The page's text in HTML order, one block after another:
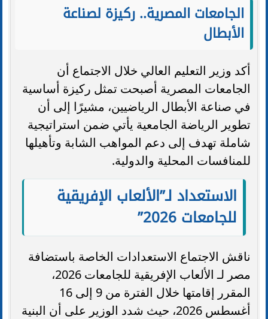
الجامعات المصرية.. ركيزة لصناعة
الأبطال
أكد وزير التعليم العالي خلال الاجتماع أن
الجامعات المصرية أصبحت تمثل ركيزة أساسية
في صناعة الأبطال الرياضيين، مشيرًا إلى أن
تطوير الرياضة الجامعية يأتي ضمن استراتيجية
شاملة تهدف إلى دعم المواهب الشابة وتأهيلها
للمنافسات المحلية والدولية.
الاستعداد لـ”الألعاب الإفريقية
للجامعات 2026”
ناقش الاجتماع الاستعدادات الخاصة باستضافة
مصر لـ الألعاب الإفريقية للجامعات 2026،
المقرر إقامتها خلال الفترة من 9 إلى 16
أغسطس 2026، حيث شدد الوزير على أن البنية